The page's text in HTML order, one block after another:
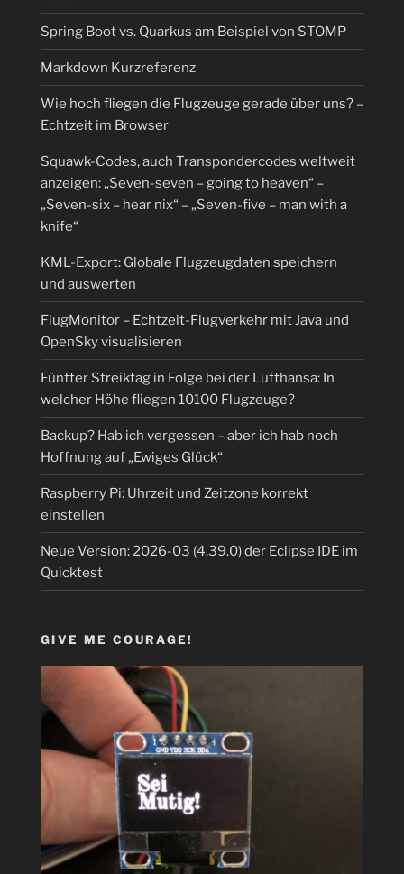
Spring Boot vs. Quarkus am Beispiel von STOMP
Markdown Kurzreferenz
Wie hoch fliegen die Flugzeuge gerade über uns? –
Echtzeit im Browser
Squawk-Codes, auch Transpondercodes weltweit
anzeigen: „Seven-seven – going to heaven“ –
„Seven-six – hear nix“ – „Seven-five – man with a
knife“
KML-Export: Globale Flugzeugdaten speichern
und auswerten
FlugMonitor – Echtzeit-Flugverkehr mit Java und
OpenSky visualisieren
Fünfter Streiktag in Folge bei der Lufthansa: In
welcher Höhe fliegen 10100 Flugzeuge?
Backup? Hab ich vergessen – aber ich hab noch
Hoffnung auf „Ewiges Glück“
Raspberry Pi: Uhrzeit und Zeitzone korrekt
einstellen
Neue Version: 2026-03 (4.39.0) der Eclipse IDE im
Quicktest
GIVE ME COURAGE!